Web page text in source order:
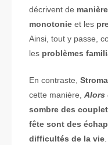
décrivent de
monotonie et les
Ainsi, tout y passe,
les problèmes
En contraste,
cette manière, Alors
sombre des
fête sont des
difficultés de la vie